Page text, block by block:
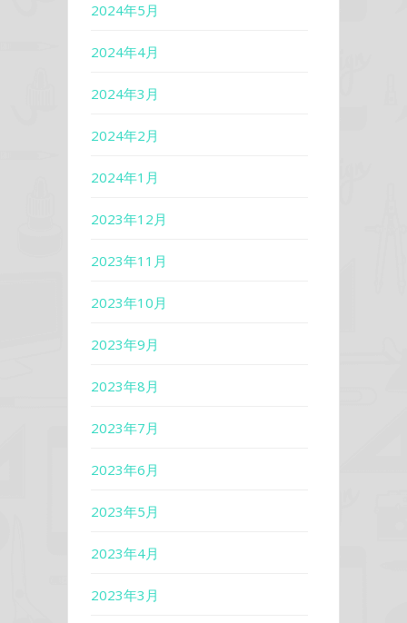
2024年5月
2024年4月
2024年3月
2024年2月
2024年1月
2023年12月
2023年11月
2023年10月
2023年9月
2023年8月
2023年7月
2023年6月
2023年5月
2023年4月
2023年3月